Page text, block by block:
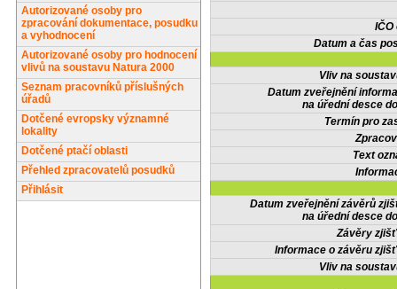
Autorizované osoby pro
zpracování dokumentace, posudku
a vyhodnocení
Autorizované osoby pro hodnocení
vlivů na soustavu Natura 2000
Seznam pracovníků příslušných
úřadů
Dotčené evropsky významné
lokality
Dotčené ptačí oblasti
Přehled zpracovatelů posudků
Přihlásit
IČO
Datum a čas
Vliv na
Datum zveřejnění
na úřední desce
Termín pro
Text
Datum zveřejnění závěrů
na úřední desce
Závěry
Informace o závěru
Vliv na